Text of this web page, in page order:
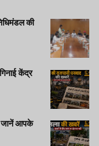
की
केंद्र
जानें आपके